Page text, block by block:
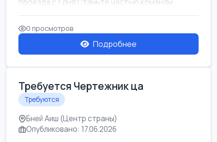
0 просмотров
Подробнее
Требуется Чертежник ца
Требуются
Бней Аиш (Центр страны)
Опубликовано: 17.06.2026